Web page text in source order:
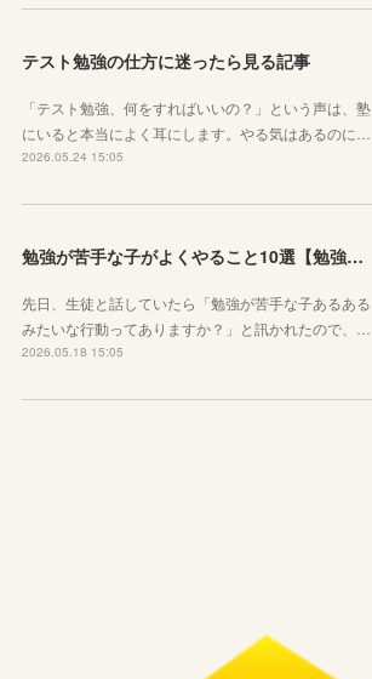
テスト勉強の仕方に迷ったら見る記事
「テスト勉強、何をすればいいの？」という声は、塾
にいると本当によく耳にします。やる気はあるのに…
2026.05.24 15:05
勉強が苦手な子がよくやること10選【勉強苦手あるある】
先日、生徒と話していたら「勉強が苦手な子あるある
みたいな行動ってありますか？」と訊かれたので、…
2026.05.18 15:05